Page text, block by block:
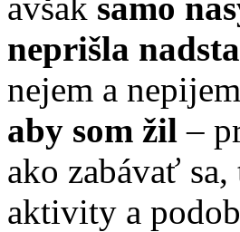
neprišla
nejem a
aby som žil –
ako zabávať
aktivity a